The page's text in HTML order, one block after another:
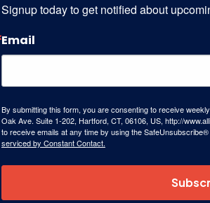
Signup today to get notified about
Email
By submitting this form, you are consenting to receive
Oak Ave. Suite 1-202, Hartford, CT, 06106, US, http://
to receive emails at any time by using the
serviced by Constant Contact.